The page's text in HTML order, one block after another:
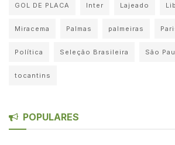
GOL DE PLACA Inter Lajeado
Miracema Palmas palmeiras
Política Seleção Brasileira São
tocantins
POPULARES